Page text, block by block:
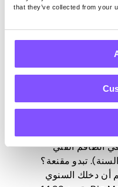
that they’ve collected from your
التندرا والأنهار
من بين أفضل
في العالم ، وهي
الكبيرة ، فيمكنك
الطاقم الفني
في السنة). تبدو مقنعة؟
أن دخلك السنوي